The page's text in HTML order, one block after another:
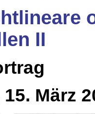
II
März